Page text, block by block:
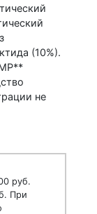
(10%).
не
руб.
При